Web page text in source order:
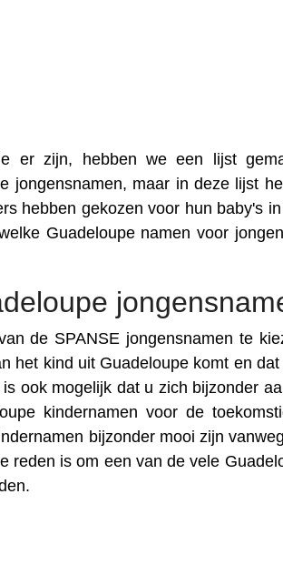
er zijn, hebben we een lijst
jongensnamen, maar in deze lijst
hebben gekozen voor hun baby's
Guadeloupe namen voor
de SPANSE jongensnamen te
het kind uit Guadeloupe komt en
ook mogelijk dat u zich bijzonder
kindernamen voor de
bijzonder mooi zijn
reden is om een van de vele